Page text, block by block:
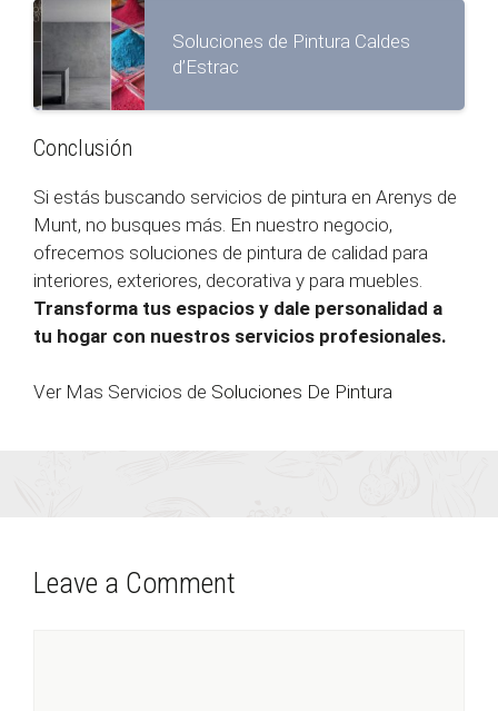
Soluciones de Pintura Caldes
d’Estrac
Conclusión
Si estás buscando servicios de pintura en Arenys de
Munt, no busques más. En nuestro negocio,
ofrecemos soluciones de pintura de calidad para
interiores, exteriores, decorativa y para muebles.
Transforma tus espacios y dale personalidad a
tu hogar con nuestros servicios profesionales.
Ver Mas Servicios de Soluciones De Pintura
Leave a Comment